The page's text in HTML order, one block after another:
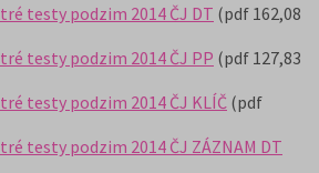
testy podzim 2014 ČJ DT (pdf 162,08
testy podzim 2014 ČJ PP (pdf 127,83
testy podzim 2014 ČJ KLÍČ(pdf
testy podzim 2014 ČJ ZÁZNAM DT